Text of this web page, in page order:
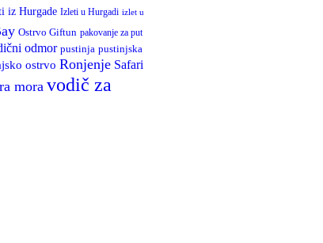
iz Hurgade Izleti u Hurgadi izlet u
Ostrvo Giftun pakovanje za put
odmor pustinja pustinjska
ostrvo Ronjenje Safari
mora vodič za